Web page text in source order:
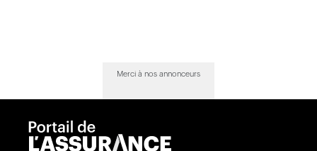
Merci à nos annonceurs